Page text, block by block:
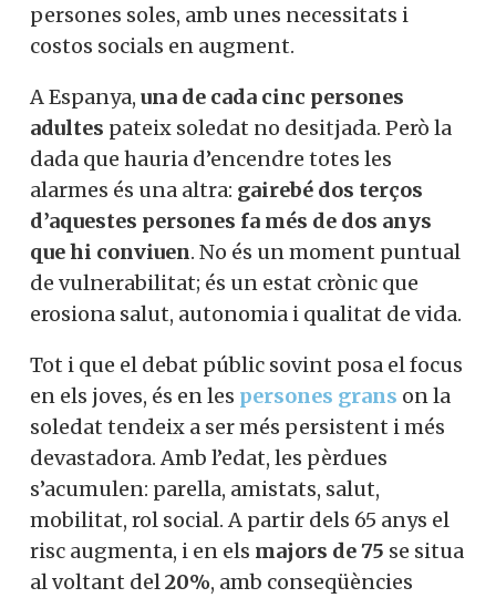
persones soles, amb unes necessitats i
costos socials en augment.
A Espanya, una de cada cinc persones
adultes pateix soledat no desitjada. Però la
dada que hauria d’encendre totes les
alarmes és una altra: gairebé dos terços
d’aquestes persones fa més de dos anys
que hi conviuen. No és un moment puntual
de vulnerabilitat; és un estat crònic que
erosiona salut, autonomia i qualitat de vida.
Tot i que el debat públic sovint posa el focus
en els joves, és en les persones grans on la
soledat tendeix a ser més persistent i més
devastadora. Amb l’edat, les pèrdues
s’acumulen: parella, amistats, salut,
mobilitat, rol social. A partir dels 65 anys el
risc augmenta, i en els majors de 75 se situa
al voltant del20%, amb conseqüències